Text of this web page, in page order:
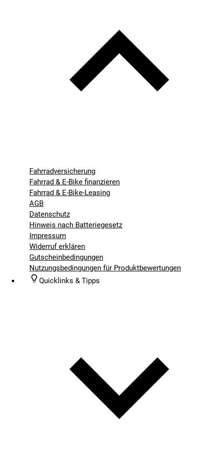
Fahrradversicherung
Fahrrad & E-Bike finanzieren
Fahrrad & E-Bike-Leasing
AGB
Datenschutz
Hinweis nach Batteriegesetz
Impressum
Widerruf erklären
Gutscheinbedingungen
Nutzungsbedingungen für Produktbewertungen
Quicklinks & Tipps